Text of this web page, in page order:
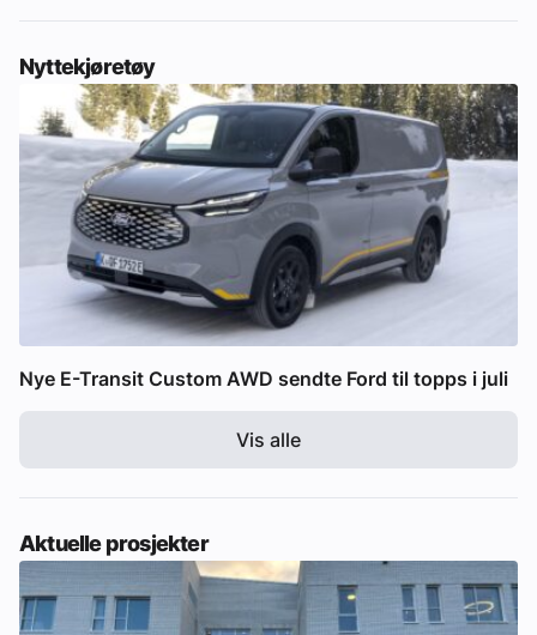
Nyttekjøretøy
Nye E-Transit Custom AWD sendte Ford til topps i juli
Vis alle
Aktuelle prosjekter